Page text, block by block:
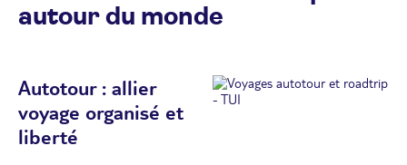
autour du monde
Autotour : allier
voyage organisé et
liberté